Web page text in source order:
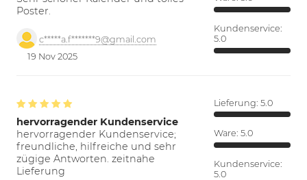
Poster.
c*****a.f*******9@gmail.com
19 Nov 2025
Kundenservice:
5.0
hervorragender Kundenservice
hervorragender Kundenservice;
freundliche, hilfreiche und sehr
zügige Antworten. zeitnahe
Lieferung
Lieferung: 5.0
Ware: 5.0
Kundenservice:
5.0